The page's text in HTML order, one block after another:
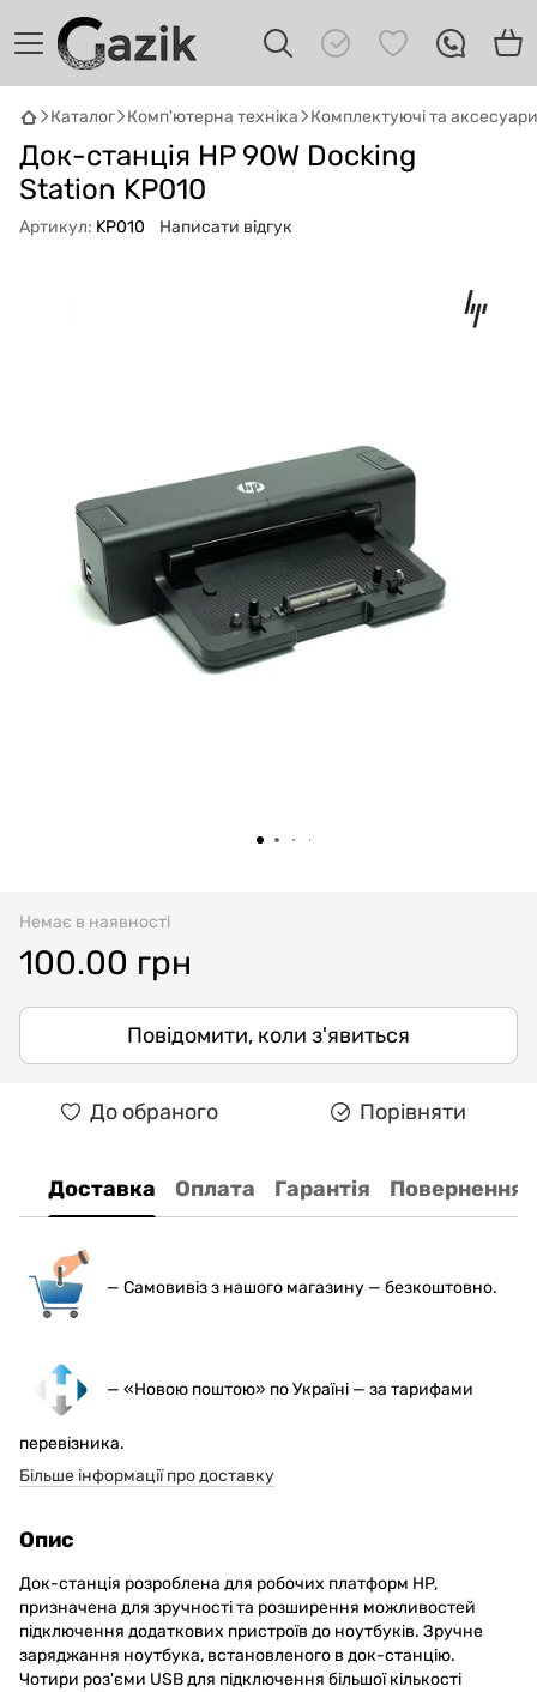
Каталог Комп'ютерна техніка Комплектуючі та аксесуари
Док-станція HP 90W Docking
Station KP010
Артикул: KP010 Написати відгук
Немає в наявності
100.00 грн
Повідомити, коли з'явиться
До обраного Порівняти
Доставка Оплата Гарантія Повернення
— Самовивіз з нашого магазину — безкоштовно.
— «Новою поштою» по Україні — за тарифами
перевізника.
Більше інформації про доставку
Опис
Док-станція розроблена для робочих платформ HP,
призначена для зручності та розширення можливостей
підключення додаткових пристроїв до ноутбуків. Зручне
заряджання ноутбука, встановленого в док-станцію.
Чотири роз'єми USB для підключення більшої кількості
Онлайн · пошук техніки
Привіт! 👋 Я Gazik AI — допоможу